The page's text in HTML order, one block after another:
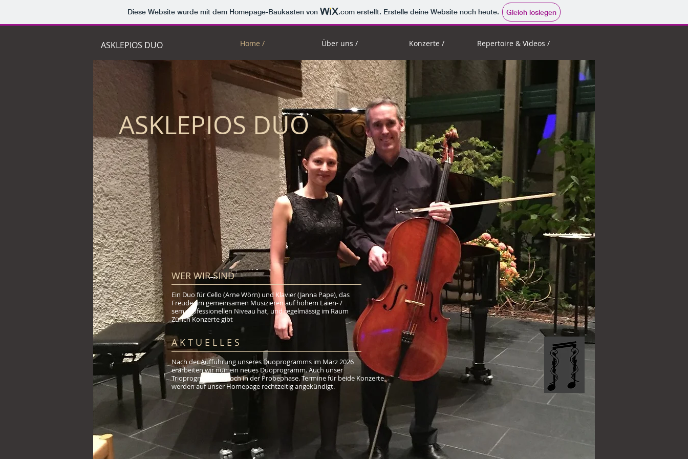
Diese Website wurde mit dem Homepage-Baukasten von .com erstellt. Erstelle deine Website noch heute. Gleich loslegen
Home / Über uns / Konzerte / Repertoire & Videos /
ASKLEPIOS DUO
ASKLEPIOS DUO
WER WIR SIND
Ein Duo für Cello (Arne Wörn) und Klavier (Janna Pape), das
Freude am gemeinsamen Musizieren auf hohem Laien- /
semiprofessionellen Niveau hat, und regelmässig im Raum
Zürich Konzerte gibt
A K T U E L L E S
Nach der Aufführung unseres Duoprogramms im März 2026
erarbeiten wir nun ein neues Duoprogramm. Auch unser
Trioprogramm ist noch in der Probephase. Termine für beide Konzerte
werden auf unser Homepage rechtzeitig angekündigt.